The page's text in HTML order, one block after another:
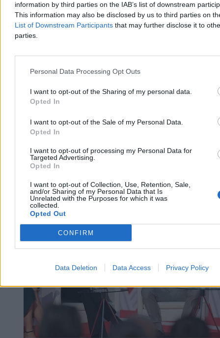
information by third parties on the IAB’s list of downstream
This information may also be disclosed by us to third parties on
List of Downstream Participants that may further disclose it to
parties.
Personal Data Processing Opt Outs
I want to opt-out of the Sharing of my personal data.
Opted In
I want to opt-out of the Sale of my Personal Data.
Opted In
I want to opt-out of processing my Personal Data for
Targeted Advertising.
Opted In
I want to opt-out of Collection, Use, Retention, Sale,
and/or Sharing of my Personal Data that Is
Unrelated with the Purposes for which it was
collected.
Opted Out
CONFIRM
Data Deletion Data Access Privacy Policy
Paweł Żurek
Dzisiaj 18:56
Reklama
Kraj